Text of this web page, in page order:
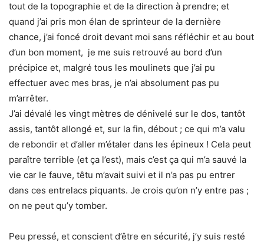
tout de la topographie et de la direction à prendre; et
quand j’ai pris mon élan de sprinteur de la dernière
chance, j’ai foncé droit devant moi sans réfléchir et au bout
d’un bon moment, je me suis retrouvé au bord d’un
précipice et, malgré tous les moulinets que j’ai pu
effectuer avec mes bras, je n’ai absolument pas pu
m’arrêter.
J’ai dévalé les vingt mètres de dénivelé sur le dos, tantôt
assis, tantôt allongé et, sur la fin, débout ; ce qui m’a valu
de rebondir et d’aller m’étaler dans les épineux ! Cela peut
paraître terrible (et ça l’est), mais c’est ça qui m’a sauvé la
vie car le fauve, têtu m’avait suivi et il n’a pas pu entrer
dans ces entrelacs piquants. Je crois qu’on n’y entre pas ;
on ne peut qu’y tomber.
Peu pressé, et conscient d’être en sécurité, j’y suis resté